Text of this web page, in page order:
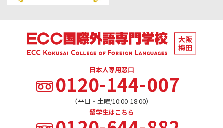
日本人専用窓口
0120-144-007
（平日・土曜/10:00-18:00）
留学生はこちら